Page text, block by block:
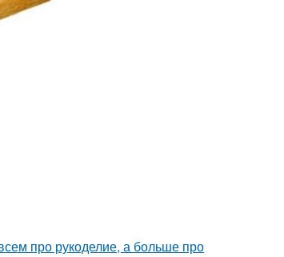
про рукоделие, а больше про